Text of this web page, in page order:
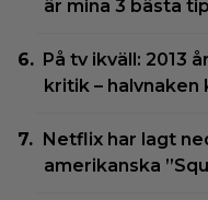
är mina 3 bästa
På tv ikväll: 2013
kritik – halvnaken
Netflix har lagt
amerikanska